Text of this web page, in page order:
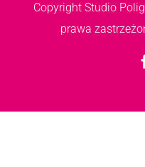
Copyright Studio
prawa